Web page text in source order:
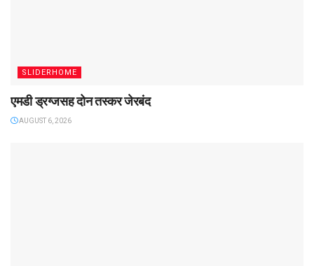
SLIDERHOME
एमडी ड्रग्जसह दोन तस्कर जेरबंद
AUGUST 6, 2026